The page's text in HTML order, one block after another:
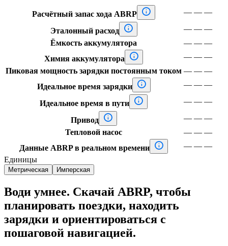
Расчётный запас хода ABRP  — — —
Эталонный расход  — — —
Ёмкость аккумулятора
— — —
Химия аккумулятора
 — — —
Пиковая мощность зарядки постоянным током — — —
Идеальное время зарядки
 — — —
Идеальное время в пути  — — —
Привод  — — —
Тепловой насос
— — —
Данные ABRP в реальном времени  — — —
Единицы
Метрическая Имперская
Води умнее. Скачай ABRP, чтобы
планировать поездки, находить
зарядки и ориентироваться с
пошаговой навигацией.